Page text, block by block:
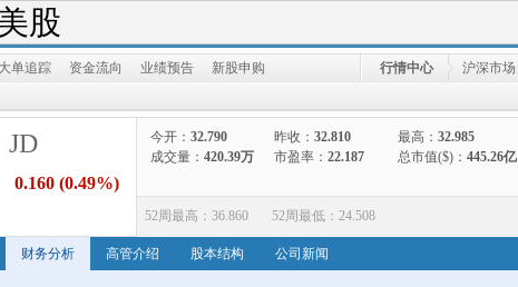
股
大单追踪 资金流向 业绩预告 新股申购 行情中心 沪深市场
0.160 (0.49%)
今开： 32.790 昨收： 32.810 最高： 32.985
成交量： 420.39万 市盈率： 22.187 总市值($)： 445.26亿
52周最高： 36.860 52周最低： 24.508
财务分析 高管介绍 股本结构 公司新闻